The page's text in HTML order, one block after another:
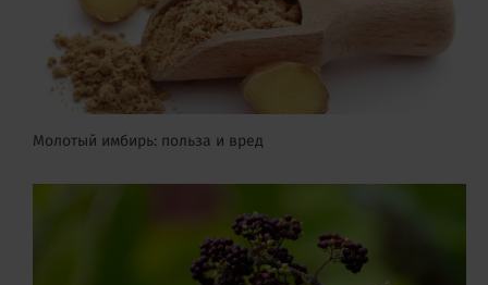
Молотый имбирь: польза и вред